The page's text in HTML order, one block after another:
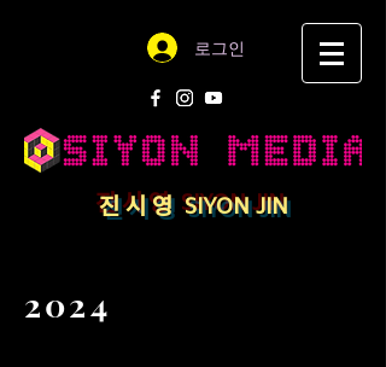
로그인
​진 시 영 SIYON JIN
2024